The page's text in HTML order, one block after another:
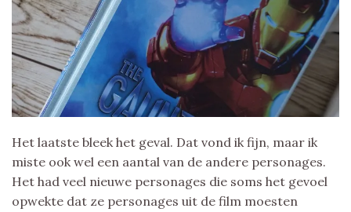
Het laatste bleek het geval. Dat vond ik fijn, maar ik
miste ook wel een aantal van de andere personages.
Het had veel nieuwe personages die soms het gevoel
opwekte dat ze personages uit de film moesten